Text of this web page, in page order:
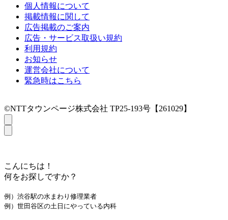
個人情報について
掲載情報に関して
広告掲載のご案内
広告・サービス取扱い規約
利用規約
お知らせ
運営会社について
緊急時はこちら
©NTTタウンページ株式会社 TP25-193号【261029】
こんにちは！
何をお探しですか？
例）渋谷駅の水まわり修理業者
例）世田谷区の土日にやっている内科